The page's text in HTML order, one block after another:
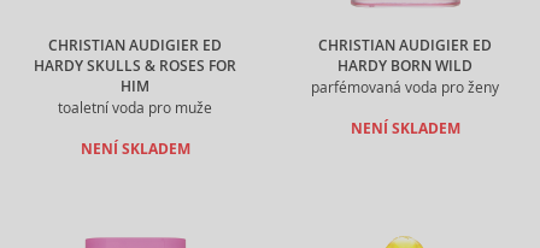
CHRISTIAN AUDIGIER ED
HARDY SKULLS & ROSES FOR
HIM
toaletní voda pro muže
NENÍ SKLADEM
CHRISTIAN AUDIGIER ED
HARDY BORN WILD
parfémovaná voda pro ženy
NENÍ SKLADEM